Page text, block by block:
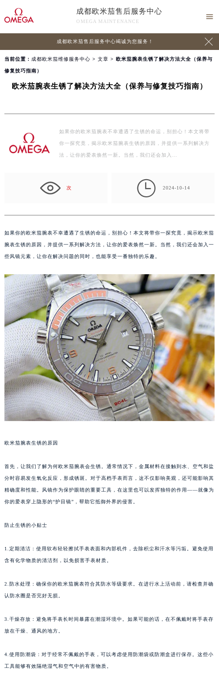
成都欧米茄售后服务中心
OMEGA MAINTENANCE

成都欧米茄售后服务中心竭诚为您服务！ 
当前位置： 成都欧米茄维修服务中心 > 文章 > 欧米茄腕表生锈了解决方法大全（保养与
修复技巧指南）
欧米茄腕表生锈了解决方法大全（保养与修复技巧指南）
如果你的欧米茄腕表不幸遭遇了生锈的命运，别担心！本文将带
你一探究竟，揭示欧米茄腕表生锈的原因，并提供一系列解决方
法，让你的爱表焕然一新。当然，我们还会加入…
次  2024-10-14
如果你的欧米茄腕表不幸遭遇了生锈的命运，别担心！本文将带你一探究竟，揭示欧米茄
腕表生锈的原因，并提供一系列解决方法，让你的爱表焕然一新。当然，我们还会加入一
些风镜元素，让你在解决问题的同时，也能享受一番独特的乐趣。
欧米茄腕表生锈的原因
首先，让我们了解为何欧米茄腕表会生锈。通常情况下，金属材料在接触到水、空气和盐
分时容易发生氧化反应，形成锈斑。对于高档手表而言，这不仅影响美观，还可能影响其
精确度和性能。风镜作为保护眼睛的重要工具，在这里也可以发挥独特的作用——就像为
你的爱表穿上隐形的“护目镜”，帮助它抵御外界的侵害。
防止生锈的小贴士
1.定期清洁：使用软布轻轻擦拭手表表面和内部机件，去除积尘和汗水等污垢。避免使用
含有化学物质的清洁剂，以免损害手表材质。
2.防水处理：确保你的欧米茄腕表符合其防水等级要求。在进行水上活动前，请检查并确
认防水圈是否完好无损。
3.干燥存放：避免将手表长时间暴露在潮湿环境中。如果可能的话，在不佩戴时将手表存
放在干燥、通风的地方。
4.使用防潮袋：对于经常不佩戴的手表，可以考虑使用防潮袋或防潮盒进行保存。这些小
工具能够有效隔绝湿气和空气中的有害物质。